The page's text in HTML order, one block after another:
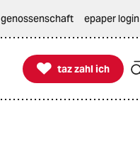
genossenschaft epaper login

taz zahl ich
taz zahl ich